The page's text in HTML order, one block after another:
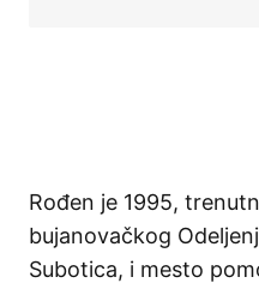
Rođen je 1995,
bujanovačkog
Subotica, i mesto